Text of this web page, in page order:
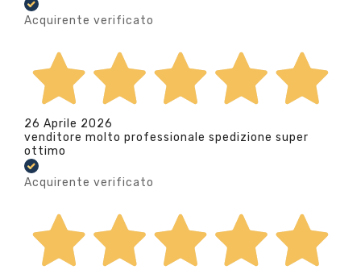
Acquirente verificato
26 Aprile 2026
venditore molto professionale spedizione super
ottimo
Acquirente verificato